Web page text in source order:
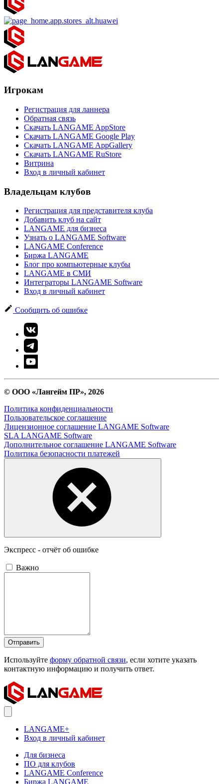
Игрокам
Регистрация для ланнера
Обратная связь
Скачать LANGAME AppStore
Скачать LANGAME Google Play
Скачать LANGAME AppGallery
Скачать LANGAME RuStore
Витрина
Вход в личный кабинет
Владельцам клубов
Регистрация для представителя клуба
Добавить клуб на сайт
LANGAME для бизнеса
Узнать о LANGAME Software
LANGAME Conference
Биржа LANGAME
Блог про компьютерные клубы
LANGAME в СМИ
Интеграторы LANGAME Software
Вход в личный кабинет
Сообщить об ошибке
© ООО «Лангейм ПР», 2026
Политика конфиденциальности
Пользовательское соглашение
Лицензионное соглашение LANGAME Software
SLA LANGAME Software
Дополнительное соглашение LANGAME Software
Политика безопасности платежей
Экспресс - отчёт об ошибке
Важно
Отправить
Используйте форму обратной связи, если хотите указать
контактную информацию и получить ответ.
LANGAME+
Вход в личный кабинет
Для бизнеса
ПО для клубов
LANGAME Conference
Биржа LANGAME